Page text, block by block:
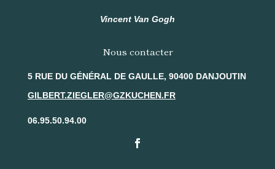
Vincent Van Gogh
Nous contacter
5 RUE DU GÉNÉRAL DE GAULLE, 90400 DANJOUTIN
GILBERT.ZIEGLER@GZKUCHEN.FR
06.95.50.94.00